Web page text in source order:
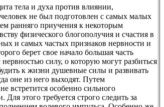
тела и духа против влиянии,
не был подготовлен с самых малых
ранняго приучения к некоторым
физического блогополучия и счастия в
и самых частых признаков нервности и
берет свое начало большая часть
силу, о которую могут разбиться
к жизни душевные силы и развивать
оне из него выходят. Путем
встретится особенно сильного
этого требуется строго следить за